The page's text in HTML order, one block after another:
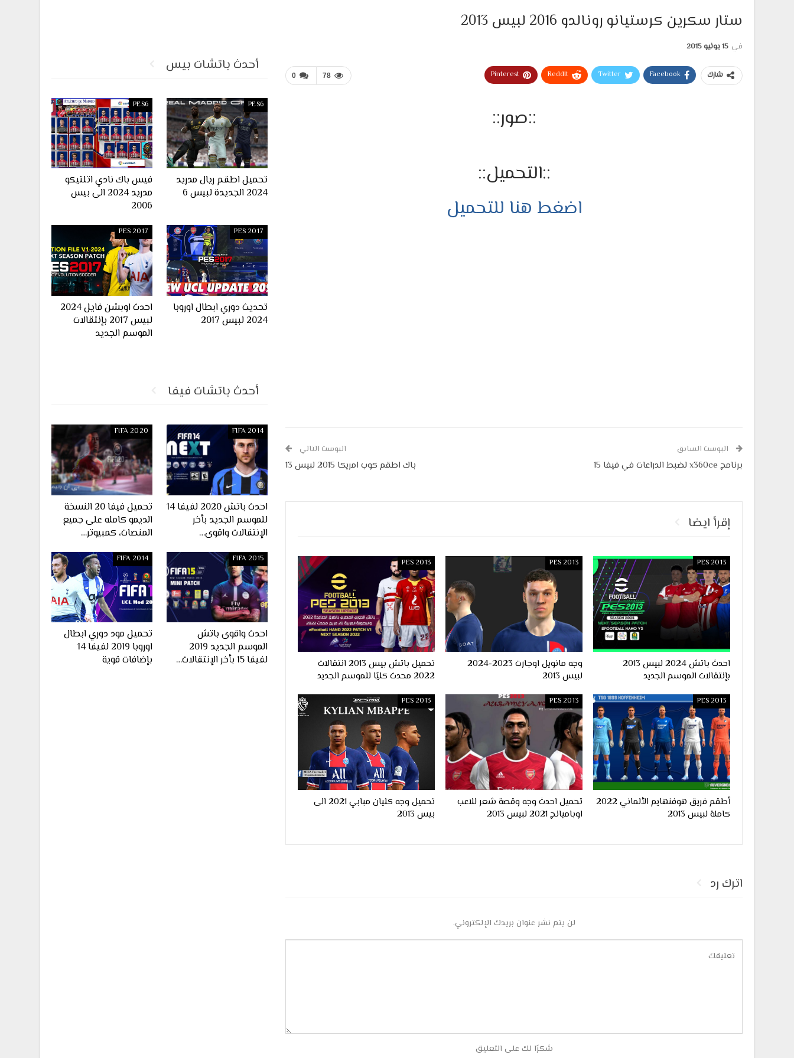
ستار سكرين كرستيانو رونالدو 2016 لبيس 2013
في 15 يونيو 2015
0 78 شارك Facebook
Twitter
ReddIt
Pinterest
::صور::
::التحميل::
اضغط هنا للتحميل
البوست السابق
برنامج x360ce لضبط الدراعات في فيفا 15
البوست التالي
باك اطقم كوب امريكا 2015 لبيس 13
إقرأ ايضا
PES 2013
احدث باتش 2024 لبيس 2013
بإنتقالات الموسم الجديد
PES 2013
وجه مانويل اوجارت 2023-2024
لبيس 2013
PES 2013
تحميل باتش بيس 2013 انتقالات
2022 محدث كليًا للموسم الجديد
PES 2013
أطقم فريق هوفنهايم الألماني 2022
كاملة لبيس 2013
PES 2013
تحميل احدث وجه وقصة شعر للاعب
اوباميانج 2021 لبيس 2013
PES 2013
تحميل وجه كليان مبابي 2021 الى
بيس 2013
اترك رد
لن يتم نشر عنوان بريدك الإلكتروني.
شكرًا لك على التعليق
أحدث باتشات بيس
PES6
تحميل اطقم ريال مدريد
2024 الجديدة لبيس 6
PES6
فيس باك نادي اتلتيكو
مدريد 2024 الى بيس
2006
PES 2017
تحديث دوري ابطال اوروبا
2024 لبيس 2017
PES 2017
احدث اوبشن فايل 2024
لبيس 2017 بإنتقالات
الموسم الجديد
أحدث باتشات فيفا
FIFA 2014
احدث باتش 2020 لفيفا 14
للموسم الجديد بأخر
الإنتقالات واقوى…
FIFA 2020
تحميل فيفا 20 النسخة
الديمو كامله على جميع
المنصات، كمبيوتر…
FIFA 2015
احدث واقوى باتش
الموسم الجديد 2019
لفيفا 15 بأخر الإنتقالات…
FIFA 2014
تحميل مود دوري ابطال
اوروبا 2019 لفيفا 14
بإضافات قوية